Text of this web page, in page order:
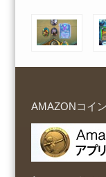
AMAZONコイン